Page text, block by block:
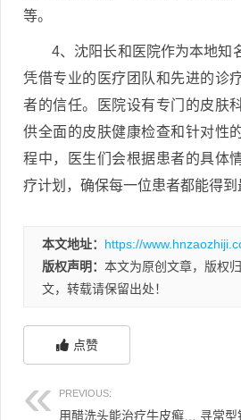
等。
4、沈阳长和医院作为本地知
凭借专业的医疗团队和先进的诊
者的信任。医院设有专门的皮肤
供全面的皮肤健康检查和针对性
程中，医生们会根据患者的具体
疗计划，确保每一位患者都能得到
本文地址： https://
版权声明： 本文为原创文章，版权归
文，转载请保留出处！
点赞
PREVIOUS: